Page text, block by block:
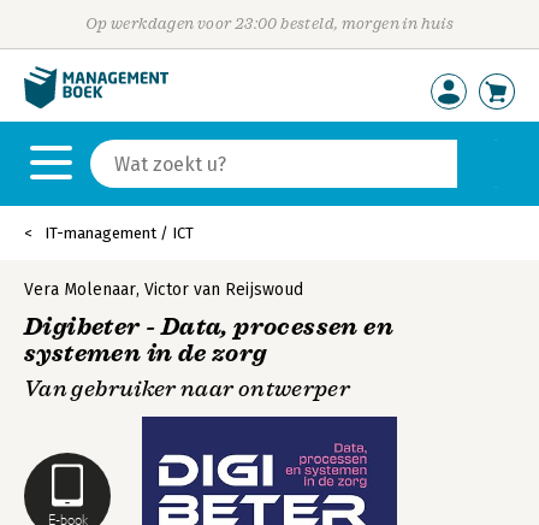
Op werkdagen voor 23:00 besteld, morgen in huis
IT-management / ICT
E-book
Vera Molenaar, Victor van Reijswoud
Digibeter - Data, processen en
systemen in de zorg
Van gebruiker naar ontwerper